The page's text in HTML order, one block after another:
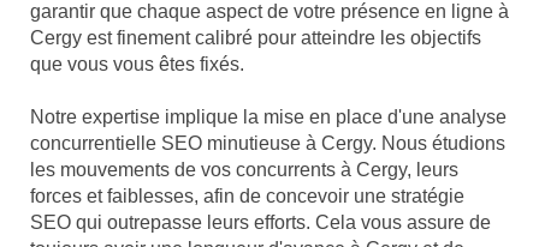
garantir que chaque aspect de votre présence en ligne à
Cergy est finement calibré pour atteindre les objectifs
que vous vous êtes fixés.
Notre expertise implique la mise en place d'une analyse
concurrentielle SEO minutieuse à Cergy. Nous étudions
les mouvements de vos concurrents à Cergy, leurs
forces et faiblesses, afin de concevoir une stratégie
SEO qui outrepasse leurs efforts. Cela vous assure de